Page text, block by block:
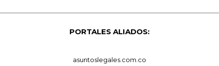
PORTALES ALIADOS:
asuntoslegales.com.co